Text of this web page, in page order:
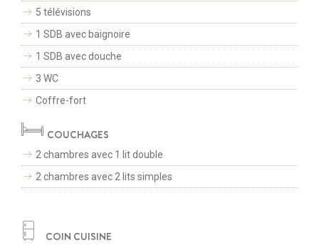
5 télévisions
1 SDB avec baignoire
1 SDB avec douche
3 WC
Coffre-fort
COUCHAGES
2 chambres avec 1 lit double
2 chambres avec 2 lits simples
COIN CUISINE